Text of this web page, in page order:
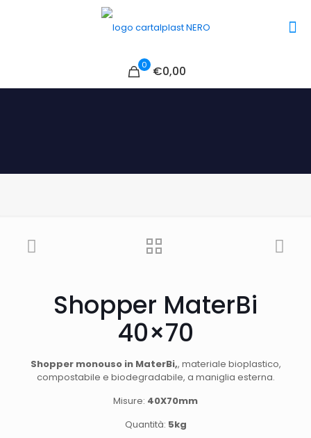
0 €0,00
Shopper MaterBi
40×70
Shopper monouso in MaterBi,, materiale bioplastico,
compostabile e biodegradabile, a maniglia esterna.
Misure: 40X70mm
Quantità: 5kg